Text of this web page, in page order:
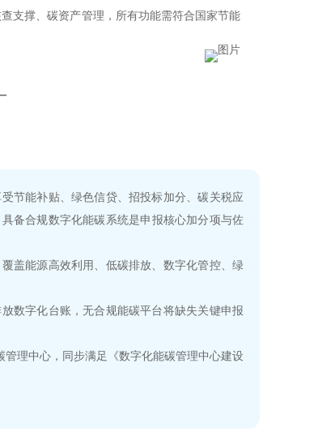
支撑、碳资产管理，所有功能需符合国家节能
节能补贴、绿色信贷、招投标加分、碳关税应
备合规数字化能碳系统是申报核心加分项与佐
盖能源高效利用、低碳排放、数字化管控、绿
数字化台账，无合规能碳平台将缺失关键申报
理中心，同步满足《数字化能碳管理中心建设